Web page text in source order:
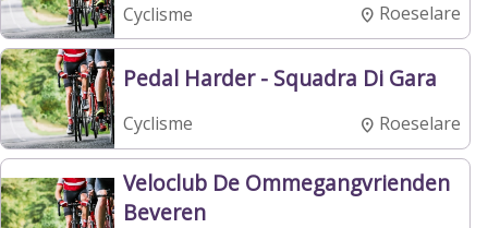
Cyclisme Roeselare
Pedal Harder - Squadra Di Gara
Cyclisme Roeselare
Veloclub De Ommegangvrienden
Beveren